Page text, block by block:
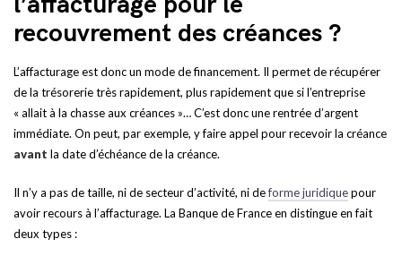
recouvrement des créances ?
L’affacturage est donc un mode de financement. Il permet de récupérer
de la trésorerie très rapidement, plus rapidement que si l’entreprise
« allait à la chasse aux créances »… C’est donc une rentrée d’argent
immédiate. On peut, par exemple, y faire appel pour recevoir la créance
avant la date d’échéance de la créance.
Il n’y a pas de taille, ni de secteur d’activité, ni deforme juridiquepour
avoir recours à l’affacturage. La Banque de France en distingue en fait
deux types :